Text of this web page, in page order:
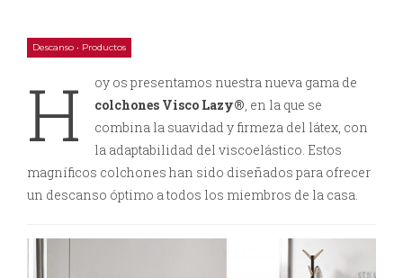
Descanso • Productos
H
oy os presentamos nuestra nueva gama de
colchones Visco Lazy® , en la que se
combina la suavidad y firmeza del látex, con
la adaptabilidad del viscoelástico. Estos
magníficos colchones han sido diseñados para ofrecer
un descanso óptimo a todos los miembros de la casa.